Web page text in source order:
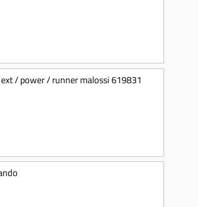
/ power / runner malossi 619831